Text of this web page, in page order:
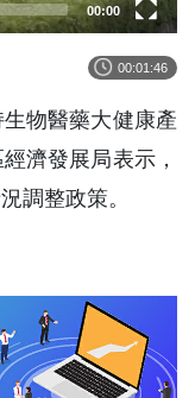
00:00
00:01:46
物醫藥大健康產
濟發展局表示，
調整政策。